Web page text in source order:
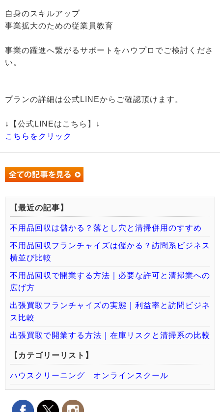
自身のスキルアップ
事業拡大のための従業員教育
事業の躍進へ繋がるサポートをハウプロでご検討くださ
い。
プランの詳細は公式LINEからご確認頂けます。
↓【公式LINEはこちら】↓
こちらをクリック
【最近の記事】
不用品回収は儲かる？落とし穴と清掃併用のすすめ
不用品回収フランチャイズは儲かる？訪問系ビジネス
横並び比較
不用品回収で開業する方法｜必要な許可と清掃業への
広げ方
出張買取フランチャイズの実態｜利益率と訪問ビジネ
ス比較
出張買取で開業する方法｜在庫リスクと清掃系の比較
【カテゴリーリスト】
ハウスクリーニング オンラインスクール